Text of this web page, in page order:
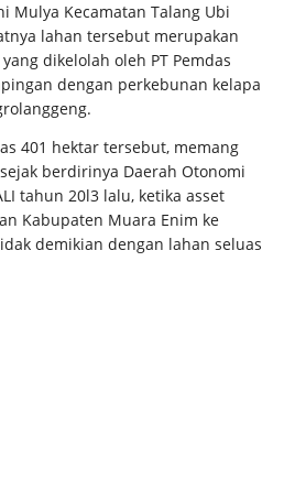
Mulya Kecamatan Talang Ubi
lahan tersebut merupakan
dikelolah oleh PT Pemdas
dengan perkebunan kelapa
401 hektar tersebut, memang
berdirinya Daerah Otonomi
tahun 20l3 lalu, ketika asset
Kabupaten Muara Enim ke
demikian dengan lahan seluas